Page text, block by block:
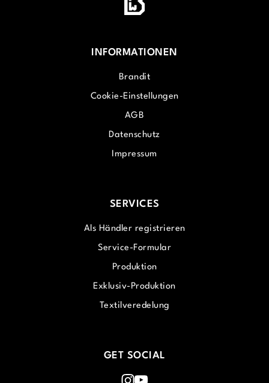
INFORMATIONEN
Brandit
Cookie-Einstellungen
AGB
Datenschutz
Impressum
SERVICES
Als Händler registrieren
Service-Formular
Produktion
Exklusiv-Produktion
Textilveredelung
GET SOCIAL
Instagram
Youtube